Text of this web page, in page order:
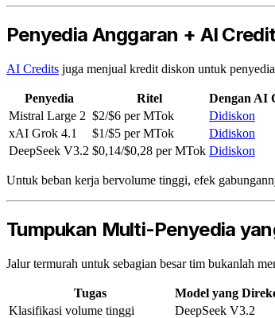
Penyedia Anggaran + AI
AI Credits juga menjual kredit diskon untuk
Penyedia Ritel
Dengan AI
Mistral Large 2 $2/$6 per MTok
Didiskon
xAI Grok 4.1
$1/$5 per MTok
Didiskon
DeepSeek V3.2 $0,14/$0,28 per MTok Didiskon
Untuk beban kerja bervolume tinggi, efek
Tumpukan Multi-Penyedia
Jalur termurah untuk sebagian besar tim bukanlah
Tugas Model yang
Klasifikasi volume tinggi
DeepSeek V3.2